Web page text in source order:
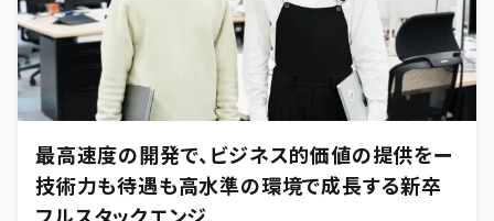
最高速度の開発で、ビジネス的価値の提供をー
技術力も待遇も高水準の環境で成長する新卒
フルスタックエンジ...